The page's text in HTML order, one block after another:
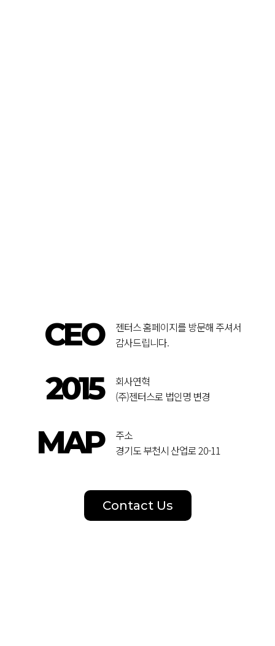
CEO
젠터스 홈페이지를 방문해 주셔서
감사드립니다.
2015
회사연혁
(주)젠터스로 법인명 변경
MAP
주소
경기도 부천시 산업로 20-11
Contact Us